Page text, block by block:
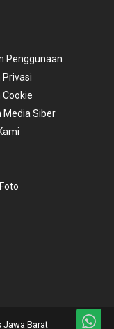
Penggunaan
Privasi
Cookie
Media Siber
Jawa Barat